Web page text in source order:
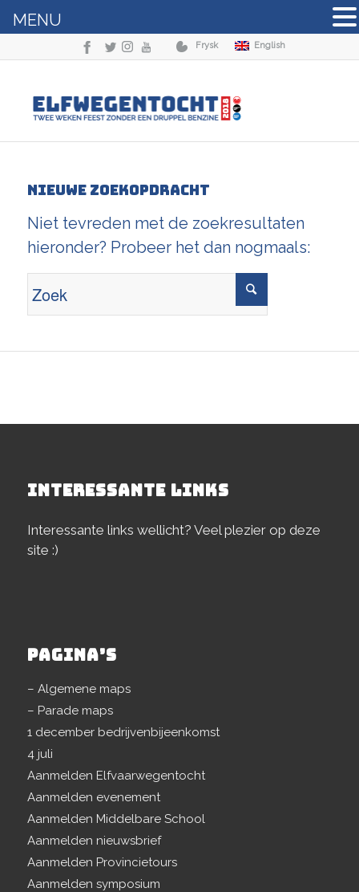
Frysk English
Nieuwe zoekopdracht
Niet tevreden met de zoekresultaten
hieronder? Probeer het dan nogmaals:
INTERESSANTE LINKS
Interessante links wellicht? Veel plezier op deze
site :)
PAGINA’S
– Algemene maps
– Parade maps
1 december bedrijvenbijeenkomst
4 juli
Aanmelden Elfvaarwegentocht
Aanmelden evenement
Aanmelden Middelbare School
Aanmelden nieuwsbrief
Aanmelden Provincietours
Aanmelden symposium
MENU